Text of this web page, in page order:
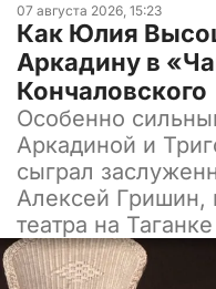
07 августа 2026, 15:23
Как Юлия
Аркадину в
Кончаловского
Особенно
Аркадиной и
сыграл
Алексей Гришин,
театра на Таганке